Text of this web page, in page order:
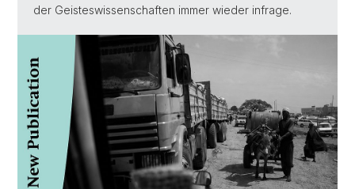
der Geisteswissenschaften immer wieder infrage.